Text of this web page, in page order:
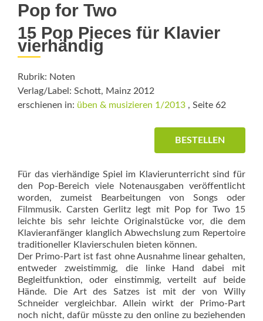
Pop for Two
15 Pop Pieces für Klavier
vierhändig
Rubrik: Noten
Verlag/Label: Schott, Mainz 2012
erschienen in: üben & musizieren 1/2013 , Seite 62
BESTELLEN
Für das vierhändige Spiel im Klavierunterricht sind für
den Pop-Bereich viele Notenausgaben veröffentlicht
worden, zumeist Bearbeitungen von Songs oder
Filmmusik. Carsten Gerlitz legt mit Pop for Two 15
leichte bis sehr leichte Originalstücke vor, die dem
Klavieranfänger klanglich Abwechslung zum Repertoire
traditioneller Klavierschulen bieten können.
Der Primo-Part ist fast ohne Ausnahme linear gehalten,
entweder zweistimmig, die linke Hand dabei mit
Begleitfunktion, oder einstimmig, verteilt auf beide
Hände. Die Art des Satzes ist mit der von Willy
Schneider vergleichbar. Allein wirkt der Primo-Part
noch nicht, dafür müsste zu den online zu beziehenden